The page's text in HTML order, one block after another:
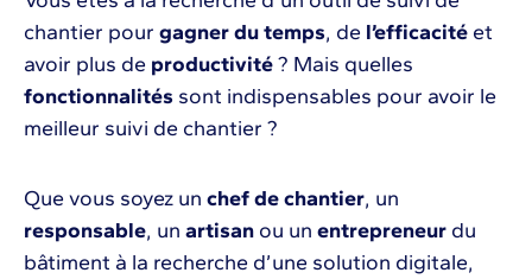
chantier pour gagner du temps, de l’efficacité et
avoir plus de productivité? Mais quelles
fonctionnalités sont indispensables pour avoir le
meilleur suivi de chantier ?
Que vous soyez un chef de chantier, un
responsable, un artisan ou un entrepreneur du
bâtiment à la recherche d’une solution digitale,